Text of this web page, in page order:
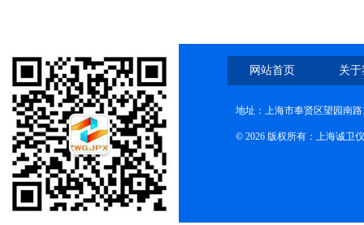
网站首页 关
地址：上海市奉贤区望园南路
© 2026 版权所有：上海诚卫